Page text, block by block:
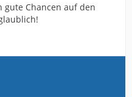
gute Chancen auf den